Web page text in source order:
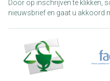
Door op inschrijven te klikken,
nieuwsbrief en gaat u akkoord